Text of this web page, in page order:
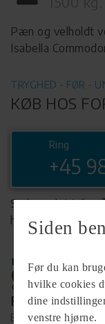
Pæn og velholdt
Isabella
TRYGHED - FØR -
KØB HOS
Ring
+45
Se komplet info
hjemmeside
Forhandler
Brønderslev Caravan
Siden
Før du kan
hvilke cookies
dine
venstre hjørne.